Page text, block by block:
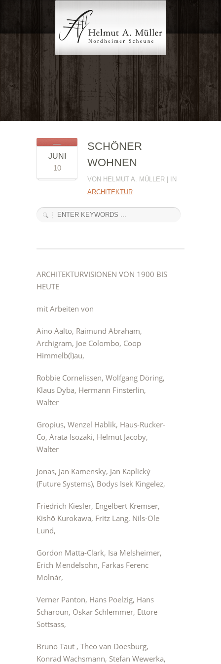
JUNI
10
SCHÖNER
WOHNEN
VON HELMUT A. MÜLLER | IN
ARCHITEKTUR
ARCHITEKTURVISIONEN VON 1900 BIS
HEUTE
mit Arbeiten von
Aino Aalto, Raimund Abraham,
Archigram, Joe Colombo, Coop
Himmelb(l)au,
Robbie Cornelissen, Wolfgang Döring,
Klaus Dyba, Hermann Finsterlin,
Walter
Gropius, Wenzel Hablik, Haus-Rucker-
Co, Arata Isozaki, Helmut Jacoby,
Walter
Jonas, Jan Kamensky, Jan Kaplický
(Future Systems), Bodys Isek Kingelez,
Friedrich Kiesler, Engelbert Kremser,
Kishō Kurokawa, Fritz Lang, Nils-Ole
Lund,
Gordon Matta-Clark, Isa Melsheimer,
Erich Mendelsohn, Farkas Ferenc
Molnár,
Verner Panton, Hans Poelzig, Hans
Scharoun, Oskar Schlemmer, Ettore
Sottsass,
Bruno Taut , Theo van Doesburg,
Konrad Wachsmann, Stefan Wewerka,